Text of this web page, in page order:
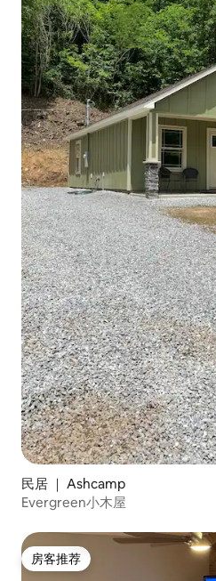
民居 ｜ Ashcamp
Evergreen小木屋
房客推荐
房客推荐